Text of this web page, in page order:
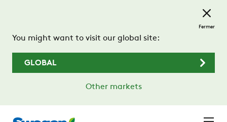
You might want to visit our global site:
GLOBAL
Other markets
Fermer